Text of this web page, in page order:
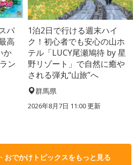
パ
高
か
ン
1泊2日で行ける週末ハイ
ク！初心者でも安心の山ホ
テル「LUCY尾瀬鳩待 by 星
野リゾート」で自然に癒や
される弾丸“山旅”へ
群馬県
2026年8月7日 11:00更新
おでかけトピックスをもっと見る